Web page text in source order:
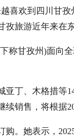
喜欢到四川甘
旅游近年来在
称甘孜州)面向
丁、木格措等
销售，将根据
购。她表示，